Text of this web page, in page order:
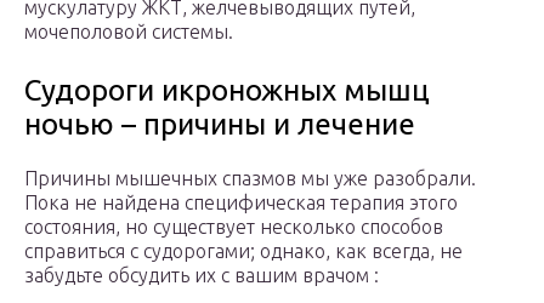
мускулатуру ЖКТ, желчевыводящих путей,
мочеполовой системы.
Судороги икроножных мышц
ночью – причины и лечение
Причины мышечных спазмов мы уже разобрали.
Пока не найдена специфическая терапия этого
состояния, но существует несколько способов
справиться с судорогами; однако, как всегда, не
забудьте обсудить их с вашим врачом :